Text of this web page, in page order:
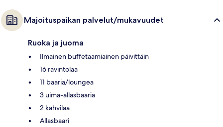
Majoituspaikan palvelut/mukavuudet
Ruoka ja juoma
Ilmainen buffetaamiainen päivittäin
16 ravintolaa
11 baaria/loungea
3 uima-allasbaaria
2 kahvilaa
Allasbaari